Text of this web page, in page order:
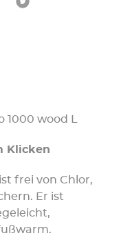
1000 wood L
Klicken
frei von Chlor,
Er ist